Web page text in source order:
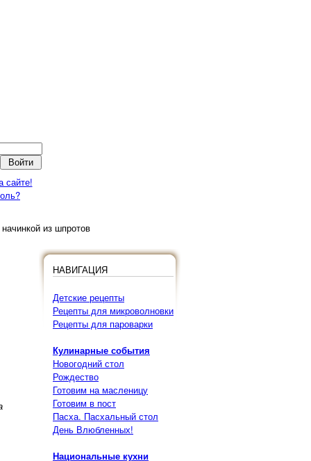
сайте!
из шпротов
НАВИГАЦИЯ
Детские рецепты
Рецепты для микроволновки
Рецепты для пароварки
Кулинарные события
Новогодний стол
Рождество
Готовим на масленицу
Готовим в пост
Пасха. Пасхальный стол
День Влюбленных!
Национальные кухни